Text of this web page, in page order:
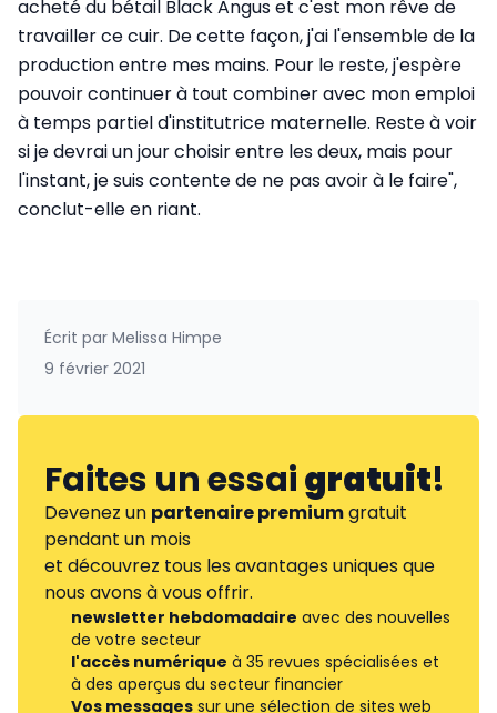
acheté du bétail Black Angus et c'est mon rêve de
travailler ce cuir. De cette façon, j'ai l'ensemble de la
production entre mes mains. Pour le reste, j'espère
pouvoir continuer à tout combiner avec mon emploi
à temps partiel d'institutrice maternelle. Reste à voir
si je devrai un jour choisir entre les deux, mais pour
l'instant, je suis contente de ne pas avoir à le faire",
conclut-elle en riant.
Écrit par Melissa Himpe
9 février 2021
Faites un essaigratuit!
Devenez un partenaire premiumgratuit
pendant un mois
et découvrez tous les avantages uniques que
nous avons à vous offrir.
newsletter hebdomadaire avec des nouvelles
de votre secteur
l'accès numérique à 35 revues spécialisées et
à des aperçus du secteur financier
Vos messages sur une sélection de sites web